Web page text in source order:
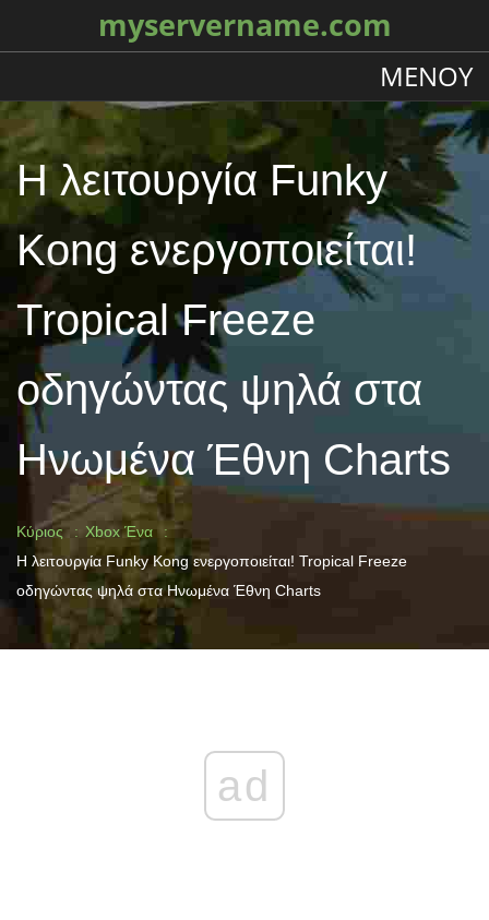
myservername.com
ΜΕΝΟΎ
Η λειτουργία Funky
Kong ενεργοποιείται!
Tropical Freeze
οδηγώντας ψηλά στα
Ηνωμένα Έθνη Charts
Κύριος
Xbox Ένα
Η λειτουργία Funky Kong ενεργοποιείται! Tropical Freeze
οδηγώντας ψηλά στα Ηνωμένα Έθνη Charts
ad